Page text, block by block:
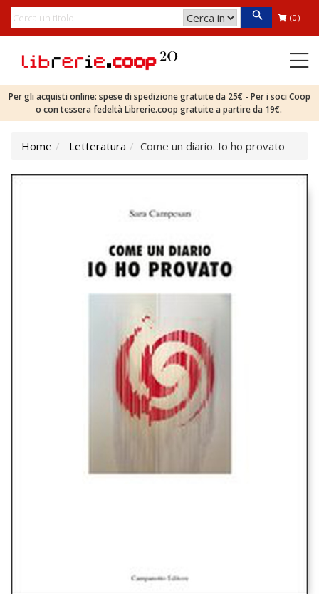
(0)
Per gli acquisti online: spese di spedizione gratuite da 25€ - Per i soci Coop
o con tessera fedeltà Librerie.coop gratuite a partire da 19€.
Home Letteratura Come un diario. Io ho provato